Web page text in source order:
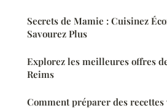
Secrets de Mamie : Cuisinez
Savourez Plus
Explorez les meilleures offres
Reims
Comment préparer des recettes